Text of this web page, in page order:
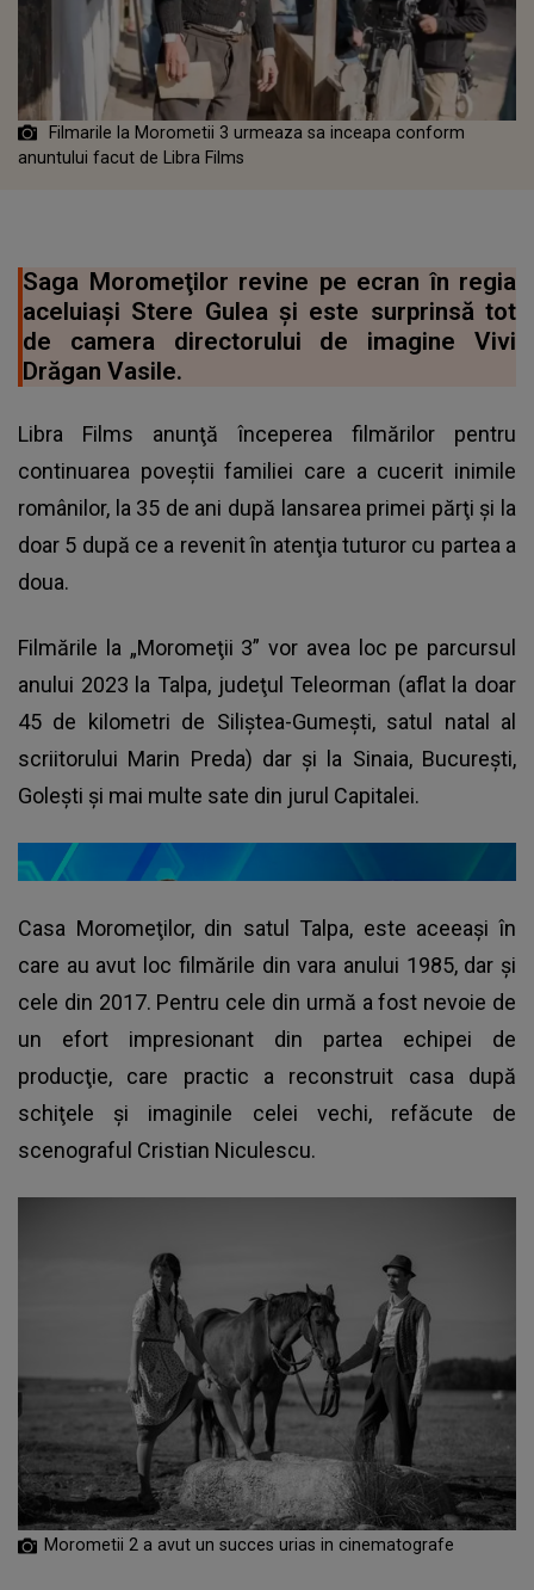
Filmarile la Morometii 3 urmeaza sa inceapa conform
anuntului facut de Libra Films
Saga Moromeţilor revine pe ecran în regia
aceluiaşi Stere Gulea şi este surprinsă tot
de camera directorului de imagine Vivi
Drăgan Vasile.
Libra Films anunţă începerea filmărilor pentru
continuarea poveştii familiei care a cucerit inimile
românilor, la 35 de ani după lansarea primei părţi şi la
doar 5 după ce a revenit în atenţia tuturor cu partea a
doua.
Filmările la „Moromeţii 3” vor avea loc pe parcursul
anului 2023 la Talpa, judeţul Teleorman (aflat la doar
45 de kilometri de Siliştea-Gumeşti, satul natal al
scriitorului Marin Preda) dar şi la Sinaia, Bucureşti,
Goleşti şi mai multe sate din jurul Capitalei.
Casa Moromeţilor, din satul Talpa, este aceeaşi în
care au avut loc filmările din vara anului 1985, dar şi
cele din 2017. Pentru cele din urmă a fost nevoie de
un efort impresionant din partea echipei de
producţie, care practic a reconstruit casa după
schiţele şi imaginile celei vechi, refăcute de
scenograful Cristian Niculescu.
Morometii 2 a avut un succes urias in cinematografe